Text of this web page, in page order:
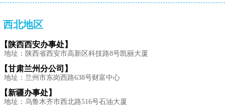
西北地区
【陕西西安办事处】
地址：陕西省西安市高新区科技路8号凯丽大厦
【甘肃兰州分公司】
地址：兰州市东岗西路638号财富中心
【新疆办事处】
地址：乌鲁木齐市西北路516号石油大厦